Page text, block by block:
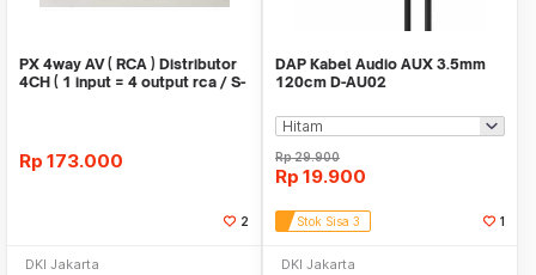
PX 4way AV ( RCA ) Distributor
4CH ( 1 input = 4 output rca / S-
Rp 173.000
2
DKI Jakarta
DAP Kabel Audio AUX 3.5mm
120cm D-AU02
Rp29.900
Rp 19.900
Stok Sisa 3 1
DKI Jakarta